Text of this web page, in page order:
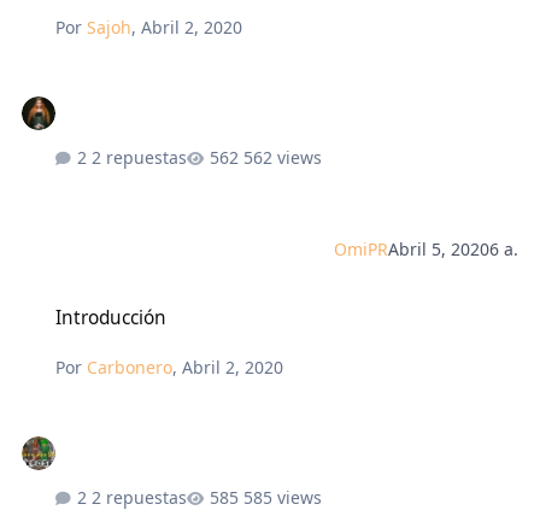
PorSajoh,Abril 2, 2020
2 repuestas 562 views
OmiPRAbril 5, 20206 a.
Introducción
Por Carbonero,Abril 2, 2020
2 repuestas 585 views